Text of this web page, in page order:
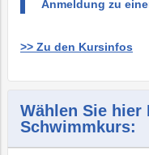
Anmeldung zu
>> Zu den Kursinfos
Wählen Sie hier
Schwimmkurs: